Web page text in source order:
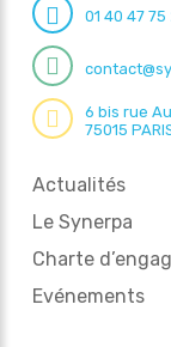
01 40 47 75
6 bis rue
75015
Actualités
Le Synerpa
Charte
Evénements